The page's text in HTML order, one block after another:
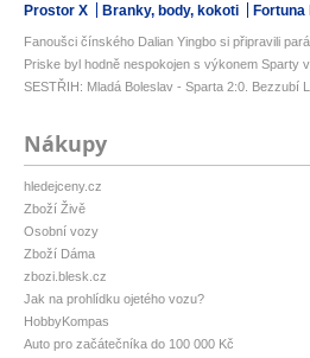
Prostor X Branky, body, kokoti Fortuna
Fanoušci čínského Dalian Yingbo si připravili
Priske byl hodně nespokojen s výkonem Sparty
SESTŘIH: Mladá Boleslav - Sparta 2:0. Bezzubí
Nákupy
hledejceny.cz
Zboží Živě
Osobní vozy
Zboží Dáma
zbozi.blesk.cz
Jak na prohlídku ojetého vozu?
HobbyKompas
Auto pro začátečníka do 100 000 Kč